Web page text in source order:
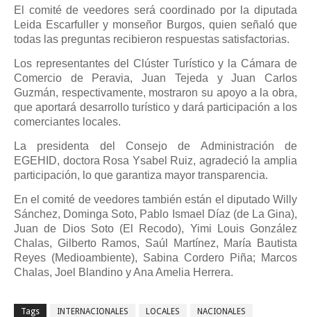
El comité de veedores será coordinado por la diputada
Leida Escarfuller y monseñor Burgos, quien señaló que
todas las preguntas recibieron respuestas satisfactorias.
Los representantes del Clúster Turístico y la Cámara de
Comercio de Peravia, Juan Tejeda y Juan Carlos
Guzmán, respectivamente, mostraron su apoyo a la obra,
que aportará desarrollo turístico y dará participación a los
comerciantes locales.
La presidenta del Consejo de Administración de
EGEHID, doctora Rosa Ysabel Ruiz, agradeció la amplia
participación, lo que garantiza mayor transparencia.
En el comité de veedores también están el diputado Willy
Sánchez, Dominga Soto, Pablo Ismael Díaz (de La Gina),
Juan de Dios Soto (El Recodo), Yimi Louis González
Chalas, Gilberto Ramos, Saúl Martínez, María Bautista
Reyes (Medioambiente), Sabina Cordero Piña; Marcos
Chalas, Joel Blandino y Ana Amelia Herrera.
Tags INTERNACIONALES LOCALES
NACIONALES